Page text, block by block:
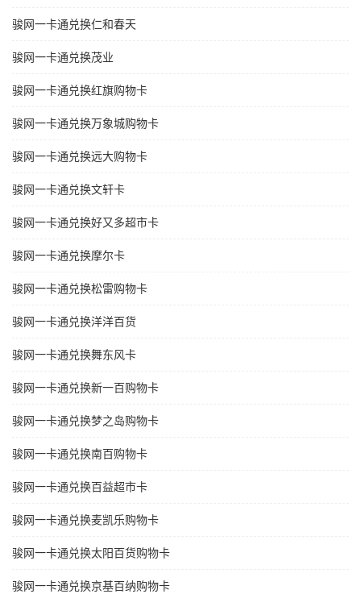
骏网一卡通兑换仁和春天
骏网一卡通兑换茂业
骏网一卡通兑换红旗购物卡
骏网一卡通兑换万象城购物卡
骏网一卡通兑换远大购物卡
骏网一卡通兑换文轩卡
骏网一卡通兑换好又多超市卡
骏网一卡通兑换摩尔卡
骏网一卡通兑换松雷购物卡
骏网一卡通兑换洋洋百货
骏网一卡通兑换舞东风卡
骏网一卡通兑换新一百购物卡
骏网一卡通兑换梦之岛购物卡
骏网一卡通兑换南百购物卡
骏网一卡通兑换百益超市卡
骏网一卡通兑换麦凯乐购物卡
骏网一卡通兑换太阳百货购物卡
骏网一卡通兑换京基百纳购物卡